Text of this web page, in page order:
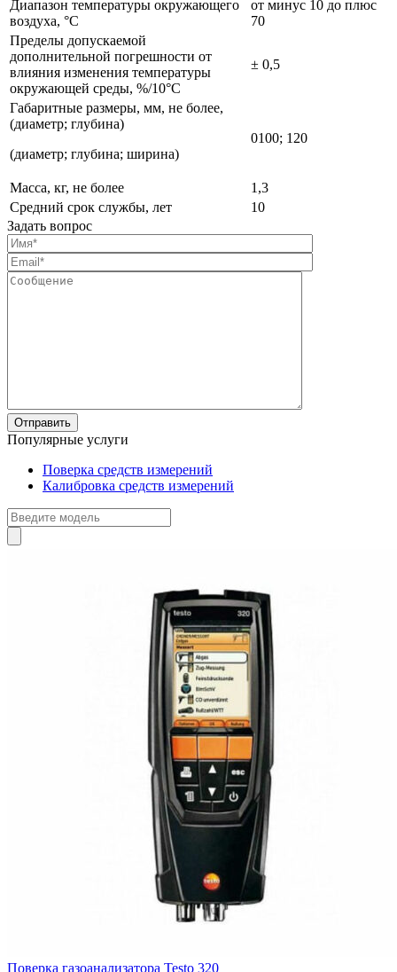
Диапазон температуры окружающего
воздуха, °С
от минус 10 до плюс
70
Пределы допускаемой
дополнительной погрешности от
влияния изменения температуры
окружающей среды, %/10°С
± 0,5
Габаритные размеры, мм, не более,
(диаметр; глубина)
(диаметр; глубина; ширина)
0100; 120
Масса, кг, не более
1,3
Средний срок службы, лет
10
Задать вопрос
Популярные услуги
Поверка средств измерений
Калибровка средств измерений
Поверка газоанализатора Testo 320